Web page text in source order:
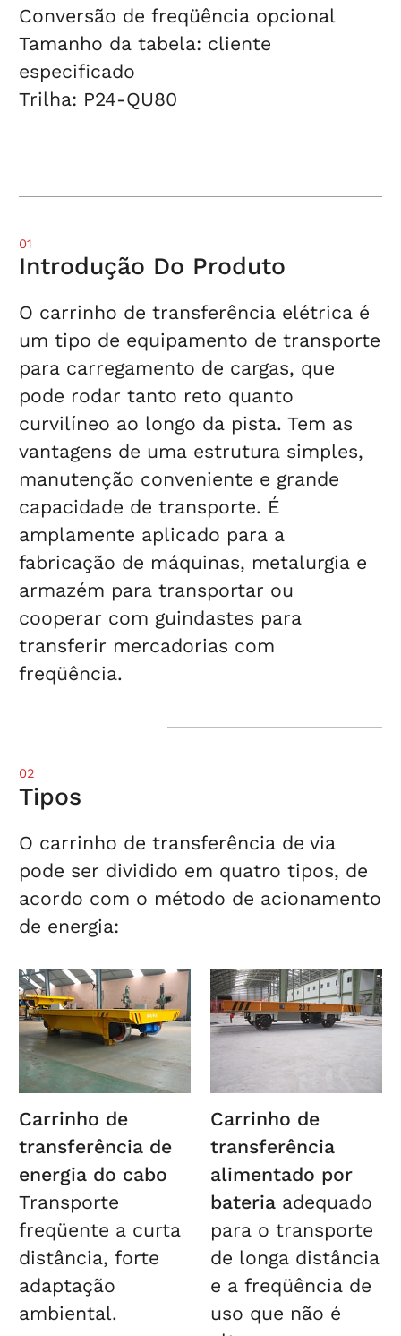
Conversão de freqüência opcional
Tamanho da tabela: cliente
especificado
Trilha: P24-QU80
01
Introdução Do Produto
O carrinho de transferência elétrica é
um tipo de equipamento de transporte
para carregamento de cargas, que
pode rodar tanto reto quanto
curvilíneo ao longo da pista. Tem as
vantagens de uma estrutura simples,
manutenção conveniente e grande
capacidade de transporte. É
amplamente aplicado para a
fabricação de máquinas, metalurgia e
armazém para transportar ou
cooperar com guindastes para
transferir mercadorias com
freqüência.
02
Tipos
O carrinho de transferência de via
pode ser dividido em quatro tipos, de
acordo com o método de acionamento
de energia:
Carrinho de
transferência de
energia do cabo
Transporte
freqüente a curta
distância, forte
adaptação
ambiental.
Carrinho de
transferência
alimentado por
bateria adequado
para o transporte
de longa distância
e a freqüência de
uso que não é